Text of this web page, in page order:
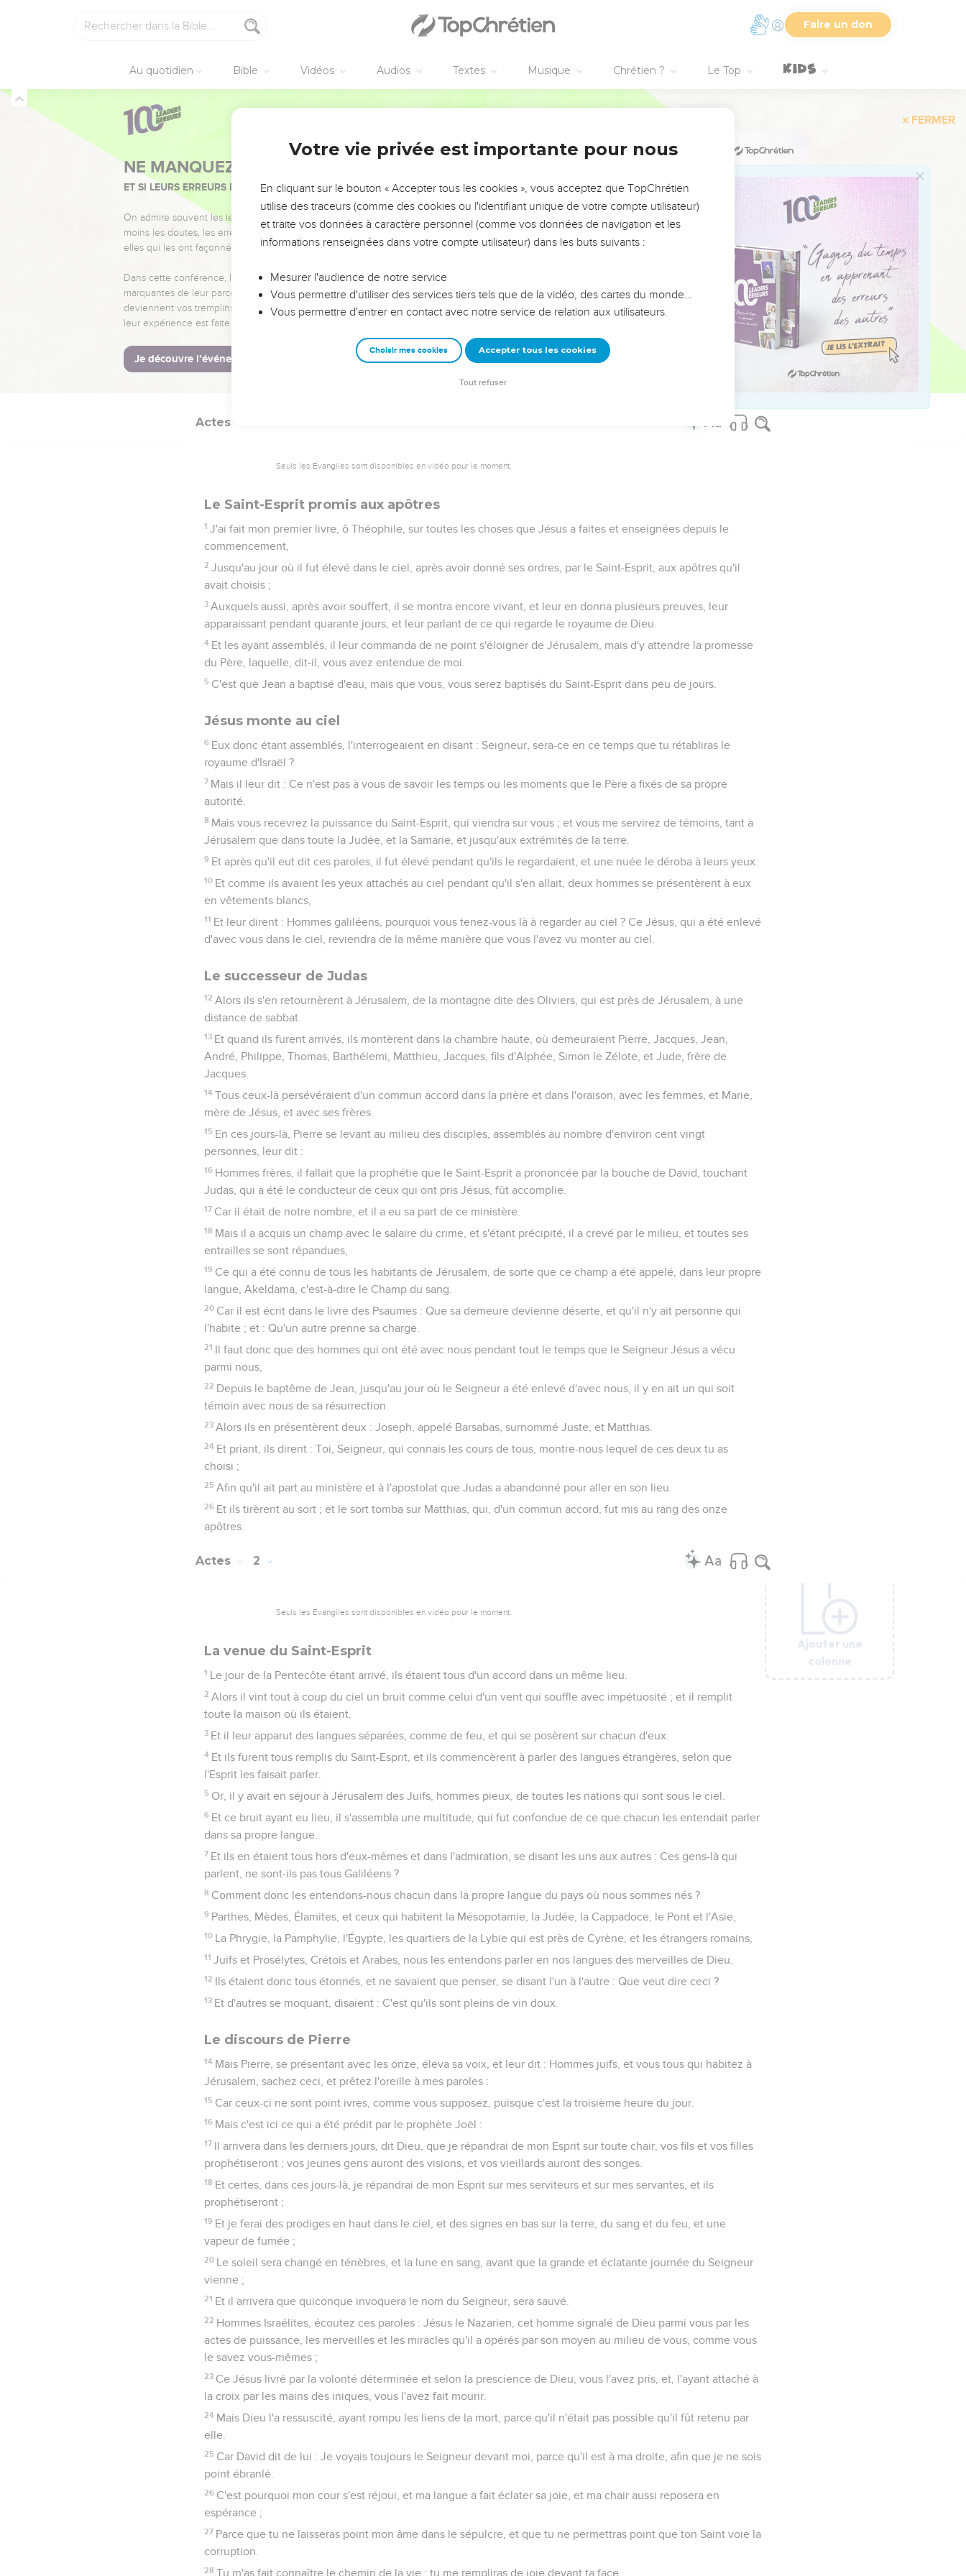
Faire un don
Au quotidien Bible Vidéos Audios Textes Musique Chrétien ? Le Top
FERMER
NE MANQUEZ PAS L’ÉVÉNEMENT DE L’ANNÉE !
ET SI LEURS ERREURS POUVAIENT VOUS ÉVITER LES VOTRES ?
On admire souvent les leaders pour leurs réussites, leur impact, leur foi ou leur vision. Mais on voit
moins les doutes, les erreurs et les saisons difficiles qu'ils ont traversés, alors même que ce sont
elles qui les ont façonnés.
Dans cette conférence, leaders, entrepreneurs, et responsables reviennent sur les erreurs
marquantes de leur parcours et les clés pour avancer avec plus de sagesse afin que leurs erreurs
deviennent vos tremplins. Que vous guidiez un ministère, une équipe, un groupe ou une famille,
leur expérience est faite pour vous.
Je découvre l’événement
Actes
Seuls les Évangiles sont disponibles en vidéo pour le moment.
Le Saint-Esprit promis aux apôtres
1 J'ai fait mon premier livre, ô Théophile, sur toutes les choses que Jésus a faites et enseignées depuis le
commencement,
2 Jusqu'au jour où il fut élevé dans le ciel, après avoir donné ses ordres, par le Saint-Esprit, aux apôtres qu'il
avait choisis ;
3 Auxquels aussi, après avoir souffert, il se montra encore vivant, et leur en donna plusieurs preuves, leur
apparaissant pendant quarante jours, et leur parlant de ce qui regarde le royaume de Dieu.
4 Et les ayant assemblés, il leur commanda de ne point s'éloigner de Jérusalem, mais d'y attendre la promesse
du Père, laquelle, dit-il, vous avez entendue de moi.
5 C'est que Jean a baptisé d'eau, mais que vous, vous serez baptisés du Saint-Esprit dans peu de jours.
Jésus monte au ciel
6 Eux donc étant assemblés, l'interrogeaient en disant : Seigneur, sera-ce en ce temps que tu rétabliras le
royaume d'Israël ?
7 Mais il leur dit : Ce n'est pas à vous de savoir les temps ou les moments que le Père a fixés de sa propre
autorité.
8 Mais vous recevrez la puissance du Saint-Esprit, qui viendra sur vous ; et vous me servirez de témoins, tant à
Jérusalem que dans toute la Judée, et la Samarie, et jusqu'aux extrémités de la terre.
9 Et après qu'il eut dit ces paroles, il fut élevé pendant qu'ils le regardaient, et une nuée le déroba à leurs yeux.
10 Et comme ils avaient les yeux attachés au ciel pendant qu'il s'en allait, deux hommes se présentèrent à eux
en vêtements blancs,
11 Et leur dirent : Hommes galiléens, pourquoi vous tenez-vous là à regarder au ciel ? Ce Jésus, qui a été enlevé
d'avec vous dans le ciel, reviendra de la même manière que vous l'avez vu monter au ciel.
Le successeur de Judas
12 Alors ils s'en retournèrent à Jérusalem, de la montagne dite des Oliviers, qui est près de Jérusalem, à une
distance de sabbat.
13 Et quand ils furent arrivés, ils montèrent dans la chambre haute, où demeuraient Pierre, Jacques, Jean,
André, Philippe, Thomas, Barthélemi, Matthieu, Jacques, fils d'Alphée, Simon le Zélote, et Jude, frère de
Jacques.
14 Tous ceux-là persévéraient d'un commun accord dans la prière et dans l'oraison, avec les femmes, et Marie,
mère de Jésus, et avec ses frères.
15 En ces jours-là, Pierre se levant au milieu des disciples, assemblés au nombre d'environ cent vingt
personnes, leur dit :
16 Hommes frères, il fallait que la prophétie que le Saint-Esprit a prononcée par la bouche de David, touchant
Judas, qui a été le conducteur de ceux qui ont pris Jésus, fût accomplie.
17 Car il était de notre nombre, et il a eu sa part de ce ministère.
18 Mais il a acquis un champ avec le salaire du crime, et s'étant précipité, il a crevé par le milieu, et toutes ses
entrailles se sont répandues,
19 Ce qui a été connu de tous les habitants de Jérusalem, de sorte que ce champ a été appelé, dans leur propre
langue, Akeldama, c'est-à-dire le Champ du sang.
20 Car il est écrit dans le livre des Psaumes : Que sa demeure devienne déserte, et qu'il n'y ait personne qui
l'habite ; et : Qu'un autre prenne sa charge.
21 Il faut donc que des hommes qui ont été avec nous pendant tout le temps que le Seigneur Jésus a vécu
parmi nous,
22 Depuis le baptême de Jean, jusqu'au jour où le Seigneur a été enlevé d'avec nous, il y en ait un qui soit
témoin avec nous de sa résurrection.
23 Alors ils en présentèrent deux : Joseph, appelé Barsabas, surnommé Juste, et Matthias.
24 Et priant, ils dirent : Toi, Seigneur, qui connais les cours de tous, montre-nous lequel de ces deux tu as
choisi ;
25 Afin qu'il ait part au ministère et à l'apostolat que Judas a abandonné pour aller en son lieu.
26 Et ils tirèrent au sort ; et le sort tomba sur Matthias, qui, d'un commun accord, fut mis au rang des onze
apôtres.
Ajouter une
colonne
Actes 2
Seuls les Évangiles sont disponibles en vidéo pour le moment.
La venue du Saint-Esprit
1 Le jour de la Pentecôte étant arrivé, ils étaient tous d'un accord dans un même lieu.
2 Alors il vint tout à coup du ciel un bruit comme celui d'un vent qui souffle avec impétuosité ; et il remplit
toute la maison où ils étaient.
3 Et il leur apparut des langues séparées, comme de feu, et qui se posèrent sur chacun d'eux.
4 Et ils furent tous remplis du Saint-Esprit, et ils commencèrent à parler des langues étrangères, selon que
l'Esprit les faisait parler.
5 Or, il y avait en séjour à Jérusalem des Juifs, hommes pieux, de toutes les nations qui sont sous le ciel.
6 Et ce bruit ayant eu lieu, il s'assembla une multitude, qui fut confondue de ce que chacun les entendait parler
dans sa propre langue.
7 Et ils en étaient tous hors d'eux-mêmes et dans l'admiration, se disant les uns aux autres : Ces gens-là qui
parlent, ne sont-ils pas tous Galiléens ?
8 Comment donc les entendons-nous chacun dans la propre langue du pays où nous sommes nés ?
9 Parthes, Mèdes, Élamites, et ceux qui habitent la Mésopotamie, la Judée, la Cappadoce, le Pont et l'Asie,
10 La Phrygie, la Pamphylie, l'Égypte, les quartiers de la Lybie qui est près de Cyrène, et les étrangers romains,
11 Juifs et Prosélytes, Crétois et Arabes, nous les entendons parler en nos langues des merveilles de Dieu.
12 Ils étaient donc tous étonnés, et ne savaient que penser, se disant l'un à l'autre : Que veut dire ceci ?
13 Et d'autres se moquant, disaient : C'est qu'ils sont pleins de vin doux.
Le discours de Pierre
14 Mais Pierre, se présentant avec les onze, éleva sa voix, et leur dit : Hommes juifs, et vous tous qui habitez à
Jérusalem, sachez ceci, et prêtez l'oreille à mes paroles :
15 Car ceux-ci ne sont point ivres, comme vous supposez, puisque c'est la troisième heure du jour.
16 Mais c'est ici ce qui a été prédit par le prophète Joël :
17 Il arrivera dans les derniers jours, dit Dieu, que je répandrai de mon Esprit sur toute chair, vos fils et vos filles
prophétiseront ; vos jeunes gens auront des visions, et vos vieillards auront des songes.
18 Et certes, dans ces jours-là, je répandrai de mon Esprit sur mes serviteurs et sur mes servantes, et ils
prophétiseront ;
19 Et je ferai des prodiges en haut dans le ciel, et des signes en bas sur la terre, du sang et du feu, et une
vapeur de fumée ;
20 Le soleil sera changé en ténèbres, et la lune en sang, avant que la grande et éclatante journée du Seigneur
vienne ;
21 Et il arrivera que quiconque invoquera le nom du Seigneur, sera sauvé.
22 Hommes Israélites, écoutez ces paroles : Jésus le Nazarien, cet homme signalé de Dieu parmi vous par les
actes de puissance, les merveilles et les miracles qu'il a opérés par son moyen au milieu de vous, comme vous
le savez vous-mêmes ;
23 Ce Jésus livré par la volonté déterminée et selon la prescience de Dieu, vous l'avez pris, et, l'ayant attaché à
la croix par les mains des iniques, vous l'avez fait mourir.
24 Mais Dieu l'a ressuscité, ayant rompu les liens de la mort, parce qu'il n'était pas possible qu'il fût retenu par
elle.
25 Car David dit de lui : Je voyais toujours le Seigneur devant moi, parce qu'il est à ma droite, afin que je ne sois
point ébranlé.
26 C'est pourquoi mon cour s'est réjoui, et ma langue a fait éclater sa joie, et ma chair aussi reposera en
espérance ;
27 Parce que tu ne laisseras point mon âme dans le sépulcre, et que tu ne permettras point que ton Saint voie la
corruption.
28 Tu m'as fait connaître le chemin de la vie ; tu me rempliras de joie devant ta face.
Ajouter une
colonne
Ajouter une
colonne
Ajouter une
colonne
Ajouter une
colonne
Votre vie privée est importante pour nous
En cliquant sur le bouton « Accepter tous les cookies », vous acceptez que TopChrétien
utilise des traceurs (comme des cookies ou l'identifiant unique de votre compte utilisateur)
et traite vos données à caractère personnel (comme vos données de navigation et les
informations renseignées dans votre compte utilisateur) dans les buts suivants :
Mesurer l'audience de notre service
Vous permettre d'utiliser des services tiers tels que de la vidéo, des cartes du monde…
Vous permettre d'entrer en contact avec notre service de relation aux utilisateurs.
Choisir mes cookies Accepter tous les cookies
Tout refuser